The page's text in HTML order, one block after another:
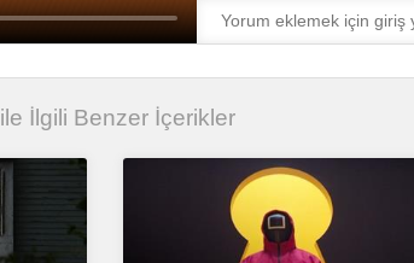
ile İlgili Benzer İçerikler